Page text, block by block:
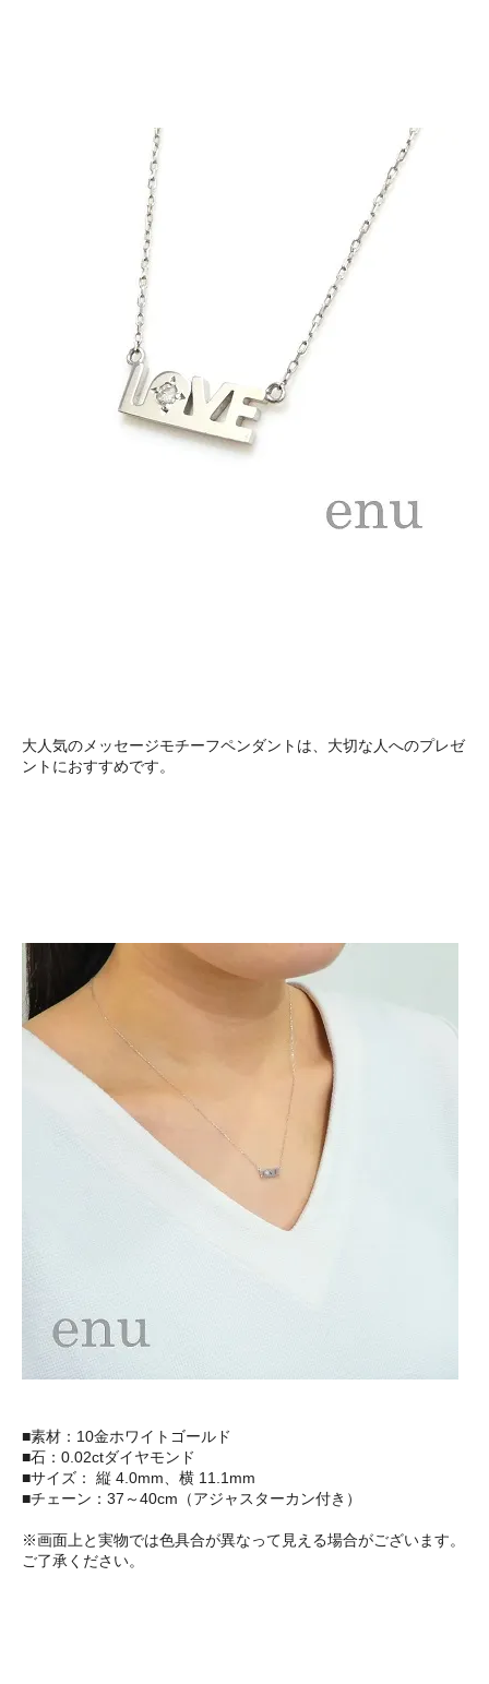
大人気のメッセージモチーフペンダントは、大切な人へのプレゼ
ントにおすすめです。
■素材：10金ホワイトゴールド
■石：0.02ctダイヤモンド
■サイズ： 縦 4.0mm、横 11.1mm
■チェーン：37～40cm（アジャスターカン付き）
※画面上と実物では色具合が異なって見える場合がございます。
ご了承ください。